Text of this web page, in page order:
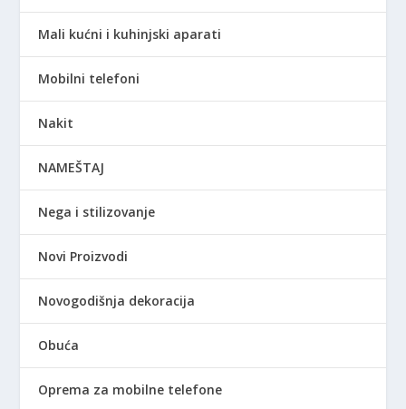
Mali kućni i kuhinjski aparati
Mobilni telefoni
Nakit
NAMEŠTAJ
Nega i stilizovanje
Novi Proizvodi
Novogodišnja dekoracija
Obuća
Oprema za mobilne telefone